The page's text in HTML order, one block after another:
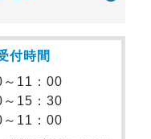
付時間
11：00
～15：30
11：00